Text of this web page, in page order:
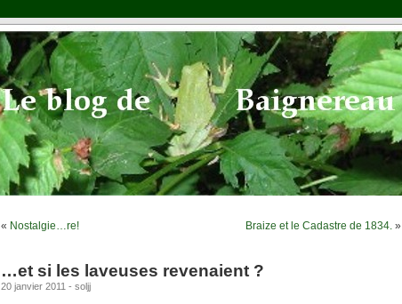
« Nostalgie…re! Braize et le Cadastre de 1834. »
…et si les laveuses revenaient ?
20 janvier 2011 - soljj